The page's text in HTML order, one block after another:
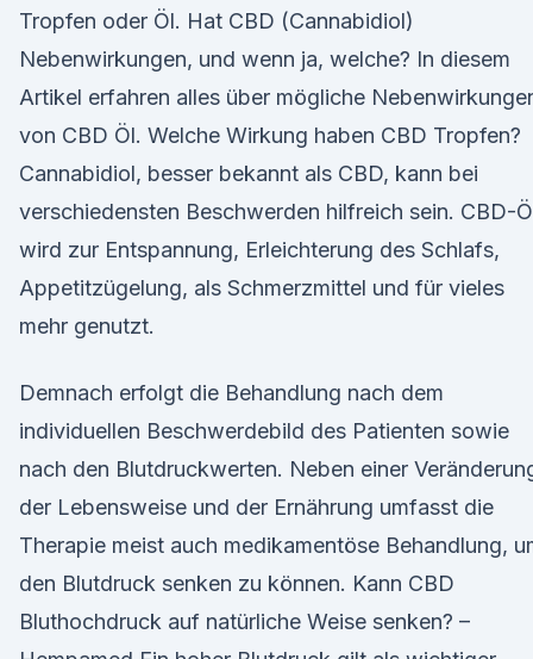
Tropfen oder Öl. Hat CBD (Cannabidiol)
Nebenwirkungen, und wenn ja, welche? In diesem
Artikel erfahren alles über mögliche
von CBD Öl. Welche Wirkung haben CBD Tropfen?
Cannabidiol, besser bekannt als CBD, kann bei
verschiedensten Beschwerden hilfreich sein. CBD-
wird zur Entspannung, Erleichterung des Schlafs,
Appetitzügelung, als Schmerzmittel und für vieles
mehr genutzt.
Demnach erfolgt die Behandlung nach dem
individuellen Beschwerdebild des Patienten sowie
nach den Blutdruckwerten. Neben einer
der Lebensweise und der Ernährung umfasst die
Therapie meist auch medikamentöse Behandlung,
den Blutdruck senken zu können. Kann CBD
Bluthochdruck auf natürliche Weise senken? –